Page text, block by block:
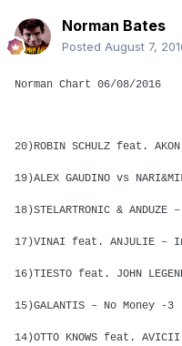
Norman Bates
Posted August 7,
Norman Chart 06/08/2016
20)ROBIN SCHULZ feat.
19)ALEX GAUDINO vs
18)STELARTRONIC &
17)VINAI feat. ANJULIE
16)TIESTO feat. JOHN
15)GALANTIS – No Money -3
14)OTTO KNOWS feat.